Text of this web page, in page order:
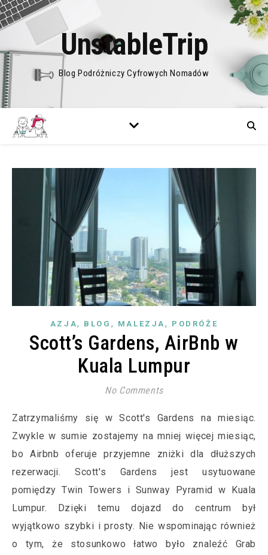
UnstableTrip
Blog Podróżniczy Cyfrowych Nomadów
AZJA, BLOG , MALEZJA , PODRÓŻE
Scott’s Gardens, AirBnb w
Kuala Lumpur
No Comments
Zatrzymaliśmy się w Scott's Gardens na miesiąc.
Zwykle w sumie zostajemy na mniej więcej miesiąc,
bo Airbnb oferuje przyjemne zniżki dla dłuższych
rezerwacji. Scott's Gardens jest usytuowane
pomiędzy Twin Towers i Sunway Pyramid w Kuala
Lumpur. Dzięki temu dojazd do centrum był
wyjątkowo szybki i prosty. Nie wspominając również
o tym, że stosunkowo łatwo było znaleźć Grab